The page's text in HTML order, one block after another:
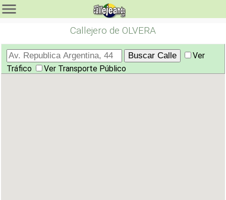
Callejero de OLVERA
Ver
Tráfico
Ver Transporte Público